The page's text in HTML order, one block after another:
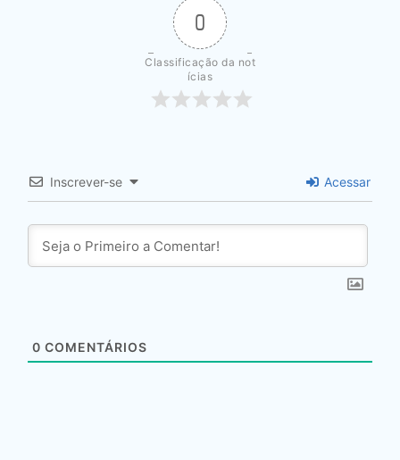
0
Classificação da not
ícias
Inscrever-se Acessar
0 COMENTÁRIOS